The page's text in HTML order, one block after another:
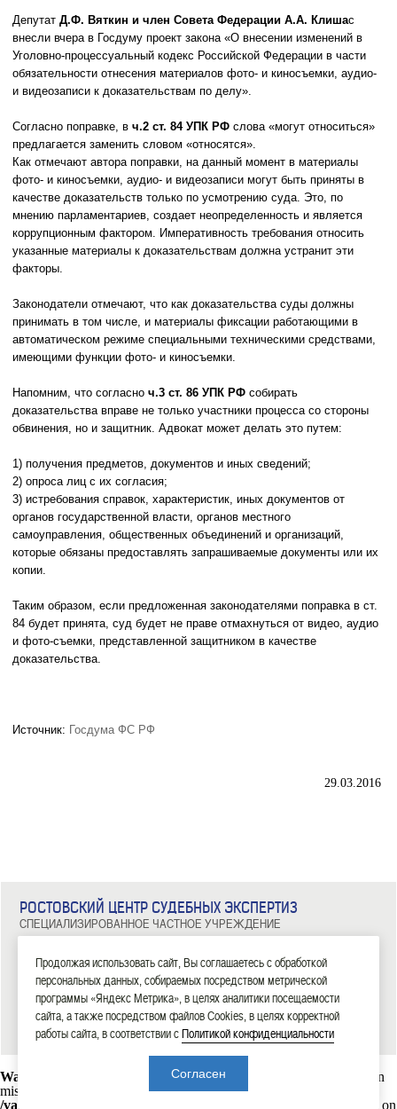
Депутат Д.Ф. Вяткин и член Совета Федерации А.А. Клишас
внесли вчера в Госдуму проект закона «О внесении изменений в
Уголовно-процессуальный кодекс Российской Федерации в части
обязательности отнесения материалов фото- и киносъемки, аудио-
и видеозаписи к доказательствам по делу».
Согласно поправке, в ч.2 ст. 84 УПК РФ слова «могут относиться»
предлагается заменить словом «относятся».
Как отмечают автора поправки, на данный момент в материалы
фото- и киносъемки, аудио- и видеозаписи могут быть приняты в
качестве доказательств только по усмотрению суда. Это, по
мнению парламентариев, создает неопределенность и является
коррупционным фактором. Императивность требования относить
указанные материалы к доказательствам должна устранит эти
факторы.
Законодатели отмечают, что как доказательства суды должны
принимать в том числе, и материалы фиксации работающими в
автоматическом режиме специальными техническими средствами,
имеющими функции фото- и киносъемки.
Напомним, что согласно ч.3 ст. 86 УПК РФ собирать
доказательства вправе не только участники процесса со стороны
обвинения, но и защитник. Адвокат может делать это путем:
1) получения предметов, документов и иных сведений;
2) опроса лиц с их согласия;
3) истребования справок, характеристик, иных документов от
органов государственной власти, органов местного
самоуправления, общественных объединений и организаций,
которые обязаны предоставлять запрашиваемые документы или их
копии.
Таким образом, если предложенная законодателями поправка в ст.
84 будет принята, суд будет не праве отмахнуться от видео, аудио
и фото-съемки, представленной защитником в качестве
доказательства.
Источник: Госдума ФС РФ
29.03.2016
РОСТОВСКИЙ ЦЕНТР СУДЕБНЫХ ЭКСПЕРТИЗ
СПЕЦИАЛИЗИРОВАННОЕ ЧАСТНОЕ УЧРЕЖДЕНИЕ
Тел: 8 (863) 209-81-71, 8 (800) 100-34-14
ГЛАВНАЯ|ЭКСПЕРТИЗЫ|НОВОСТИ|ДОКУМЕНТЫ|О НАС|КОНТАКТЫ
2006—2026 СЧУ «Ростовский центр судебных экспертиз»
Warning
: mysql_connect(): Headers and client library minor version
mismatch. Headers:101113 Library:30317 in
/var/www/rostexpert.ru/data/www/rostexpert.ru/blocks/db.php
on
Продолжая использовать сайт, Вы соглашаетесь с обработкой
персональных данных, собираемых посредством метрической
программы «Яндекс Метрика», в целях аналитики посещаемости
сайта, а также посредством файлов Cookies, в целях корректной
работы сайта, в соответствии сПолитикой конфиденциальности
Согласен